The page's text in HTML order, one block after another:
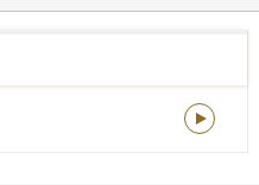
本書在農曆年前上架，印
我們即時得到當今古巴重
桑切斯授權畫作《崇敬》
貝爾文學獎得主馬奎斯也